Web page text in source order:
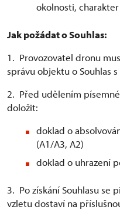
okolnosti,
Jak požádat o Souhlas:
1. Provozovatel dronu
správu objektu o Souhlas
2. Před udělením
doložit:
doklad o
(A1/A3, A2)
doklad o uhrazení
3. Po získání Souhlasu se
vzletu dostaví na